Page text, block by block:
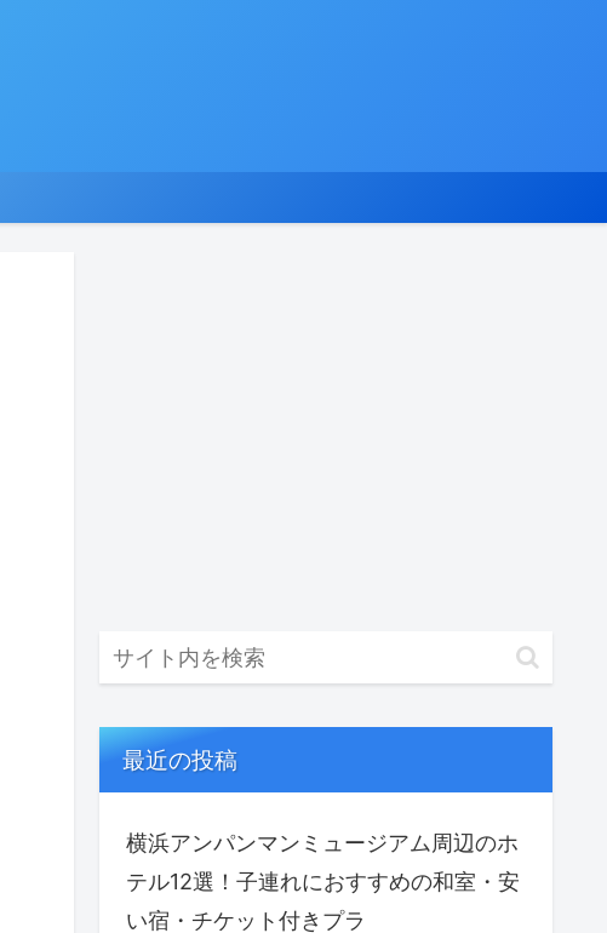
最近の投稿
横浜アンパンマンミュージアム周辺のホ
テル12選！子連れにおすすめの和室・安
い宿・チケット付きプラ